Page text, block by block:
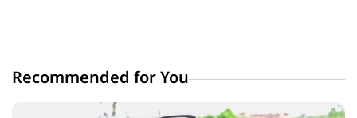
Recommended for You